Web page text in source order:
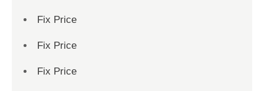
Fix Price
Fix Price
Fix Price